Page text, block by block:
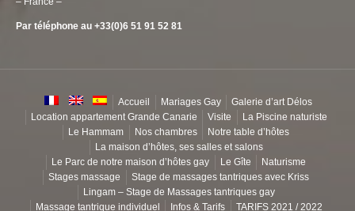
Par téléphone au +33(0)6 51 91 52 81
Accueil Mariages Gay
Galerie d’art Délos
Location appartement Grande Canarie
Visite
La Piscine naturiste
Le Hammam
Nos chambres
Notre table d’hôtes
La maison d’hôtes, ses salles et salons
Le Parc de notre maison d’hôtes gay
Le Gîte
Naturisme
Stages massage
Stage de massages tantriques avec Kriss
Lingam – Stage de Massages tantriques gay
Massage tantrique individuel
Infos & Tarifs TARIFS 2021 / 2022